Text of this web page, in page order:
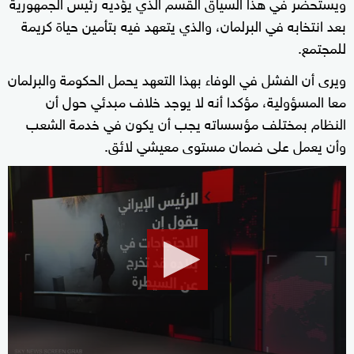
بعد انتخابه في البرلمان، والذي يتعهد فيه بتأمين حياة كريمة
للمجتمع.
ويرى أن الفشل في الوفاء بهذا التعهد يحمل الحكومة والبرلمان
معا المسؤولية، مؤكدا أنه لا يوجد خلاف مبدئي حول أن
النظام بمختلف مؤسساته يجب أن يكون في خدمة الشعب
وأن يعمل على ضمان مستوى معيشي لائق.
seconds
of
15
minutes,
seconds